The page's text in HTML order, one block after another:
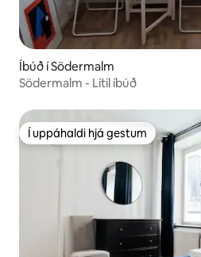
Íbúð í Södermalm
Södermalm - Lítil íbúð
Í uppáhaldi hjá gestum
Í uppáhaldi hjá gestum